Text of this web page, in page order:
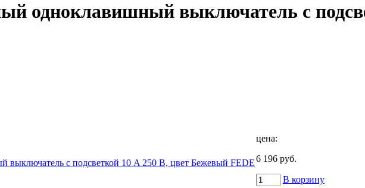
одноклавишный выключатель с
цена:
6 196 руб.
В корзину